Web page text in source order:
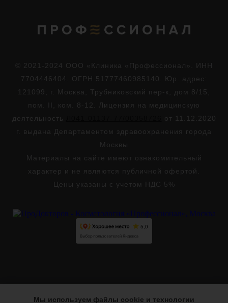
© 2021-2024 ООО «Клиника «Профессионал». ИНН
7704446404. ОГРН 51777460985140. Юр. адрес:
121099, г. Москва, Трубниковский пер-к, дом 8/15,
пом. II, ком. 8-12. Лицензия на медицинскую
деятельность
от 11.12.2020
г. выдана Департаментом здравоохранения города
Москвы
Материалы на сайте имеют ознакомительный
характер и не являются публичной офертой.
Цены указаны с учетом НДС 5%
Мы используем файлы cookie и технологии